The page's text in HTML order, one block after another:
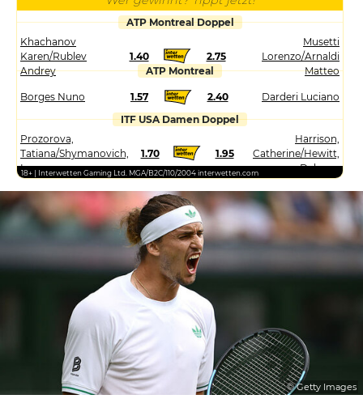
ATP Montreal Doppel
Khachanov
Karen/Rublev
Andrey
1.40 2.75
Musetti
Lorenzo/Arnaldi
Matteo
ATP Montreal
Borges Nuno 1.57 2.40
Darderi Luciano
ITF USA Damen Doppel
Prozorova,
Tatiana/Shymanovich,
Iryna
1.70 1.95
Harrison,
Catherine/Hewitt,
Dalayna
18+ | Interwetten Gaming Ltd. MGA/B2C/110/2004 interwetten.com
© Getty Images